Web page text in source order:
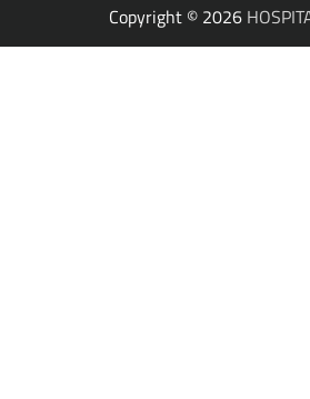
Copyright © 2026